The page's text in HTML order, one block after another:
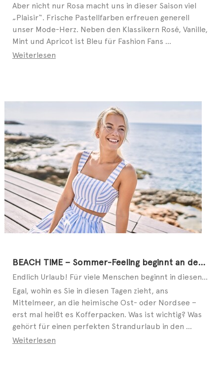
Aber nicht nur Rosa macht uns in dieser Saison viel
„Plaisir“. Frische Pastellfarben erfreuen generell
unser Mode-Herz. Neben den Klassikern Rosé, Vanille,
Mint und Apricot ist Bleu für Fashion Fans ...
Weiterlesen
BEACH TIME – Sommer-Feeling beginnt an den Füßen
Endlich Urlaub! Für viele Menschen beginnt in diesen Tagen die schönste Zeit des Jahres. Ob allein, ...
Egal, wohin es Sie in diesen Tagen zieht, ans
Mittelmeer, an die heimische Ost- oder Nordsee –
erst mal heißt es Kofferpacken. Was ist wichtig? Was
gehört für einen perfekten Strandurlaub in den ...
Weiterlesen